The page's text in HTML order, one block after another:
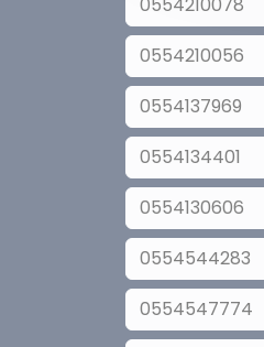
0554210056
0554137969
0554134401
0554130606
0554544283
0554547774